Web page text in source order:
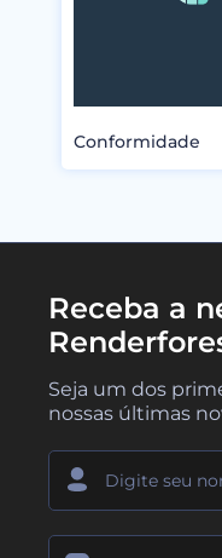
Conformidade
Receba a
Seja um dos
nossas últimas